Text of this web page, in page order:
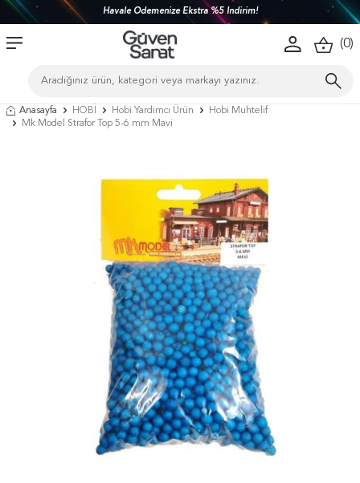
Havale Ödemenize Ekstra %5 İndirim!
(0)
Anasayfa HOBİ Hobi Yardımcı Ürün
Hobi Muhtelif
Mk Model Strafor Top 5-6 mm Mavi